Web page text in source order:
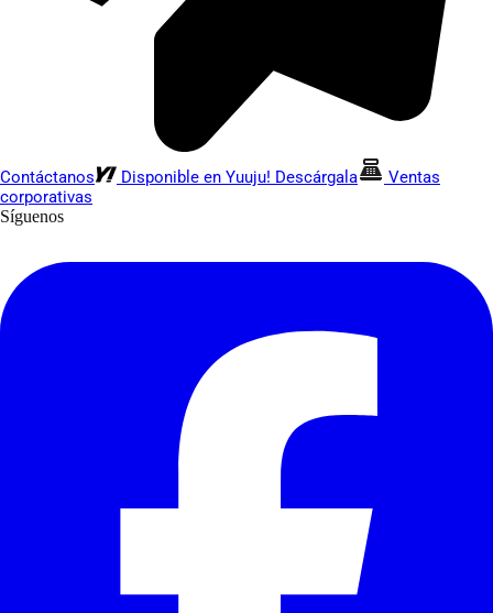
Contáctanos Disponible en Yuuju! Descárgala
Ventas
corporativas
Síguenos